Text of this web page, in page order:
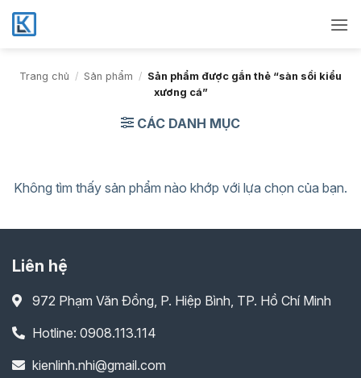
Bỏ
qua
dungTrang chủ / Sản phẩm / Sản phẩm được gắn thẻ “sàn sồi kiểu
xương cá”
CÁC DANH MỤC
Không tìm thấy sản phẩm nào khớp với lựa chọn của bạn.
Liên hệ
972 Phạm Văn Đồng, P. Hiệp Bình, TP. Hồ Chí Minh
Hotline: 0908.113.114
kienlinh.nhi@gmail.com